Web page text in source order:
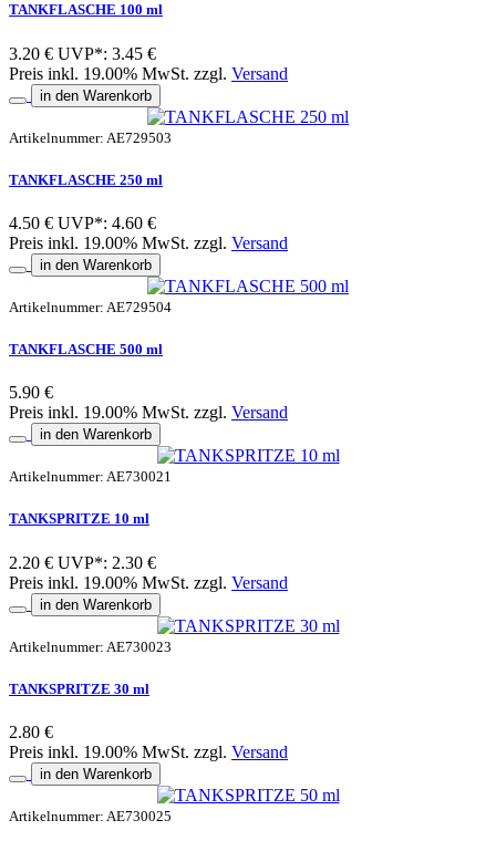
TANKFLASCHE 100 ml
3.20 € UVP*: 3.45 €
Preis inkl. 19.00% MwSt. zzgl. Versand
in den Warenkorb
Artikelnummer: AE729503
TANKFLASCHE 250 ml
4.50 € UVP*: 4.60 €
Preis inkl. 19.00% MwSt. zzgl. Versand
in den Warenkorb
Artikelnummer: AE729504
TANKFLASCHE 500 ml
5.90 €
Preis inkl. 19.00% MwSt. zzgl. Versand
in den Warenkorb
Artikelnummer: AE730021
TANKSPRITZE 10 ml
2.20 € UVP*: 2.30 €
Preis inkl. 19.00% MwSt. zzgl. Versand
in den Warenkorb
Artikelnummer: AE730023
TANKSPRITZE 30 ml
2.80 €
Preis inkl. 19.00% MwSt. zzgl. Versand
in den Warenkorb
Artikelnummer: AE730025